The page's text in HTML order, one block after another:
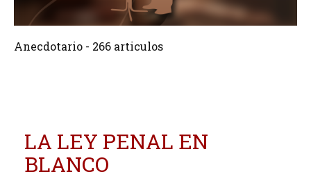
Crear 266 Articulos
Anecdotario - 266 articulos
LA LEY PENAL EN
BLANCO